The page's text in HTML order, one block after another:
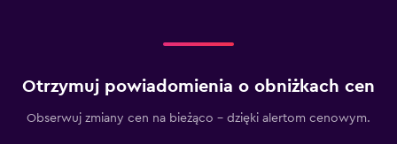
Otrzymuj powiadomienia o obniżkach cen
Obserwuj zmiany cen na bieżąco – dzięki alertom cenowym.